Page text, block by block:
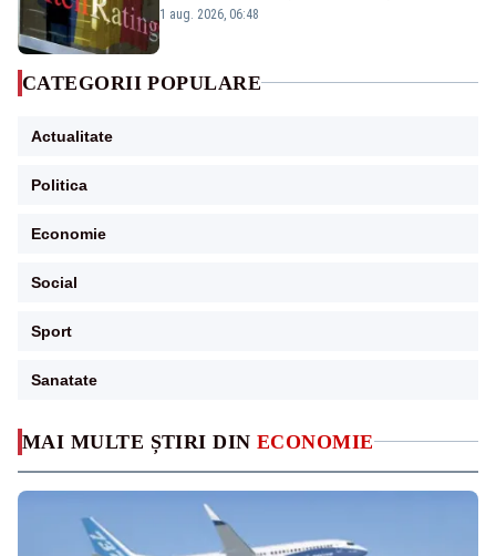
MAI MULTE ȘTIRI DIN ECONOMIE
„BBB-” cu perspectivă negativă
1 aug. 2026, 06:48
CATEGORII POPULARE
Actualitate
Politica
Economie
Social
Sport
Sanatate